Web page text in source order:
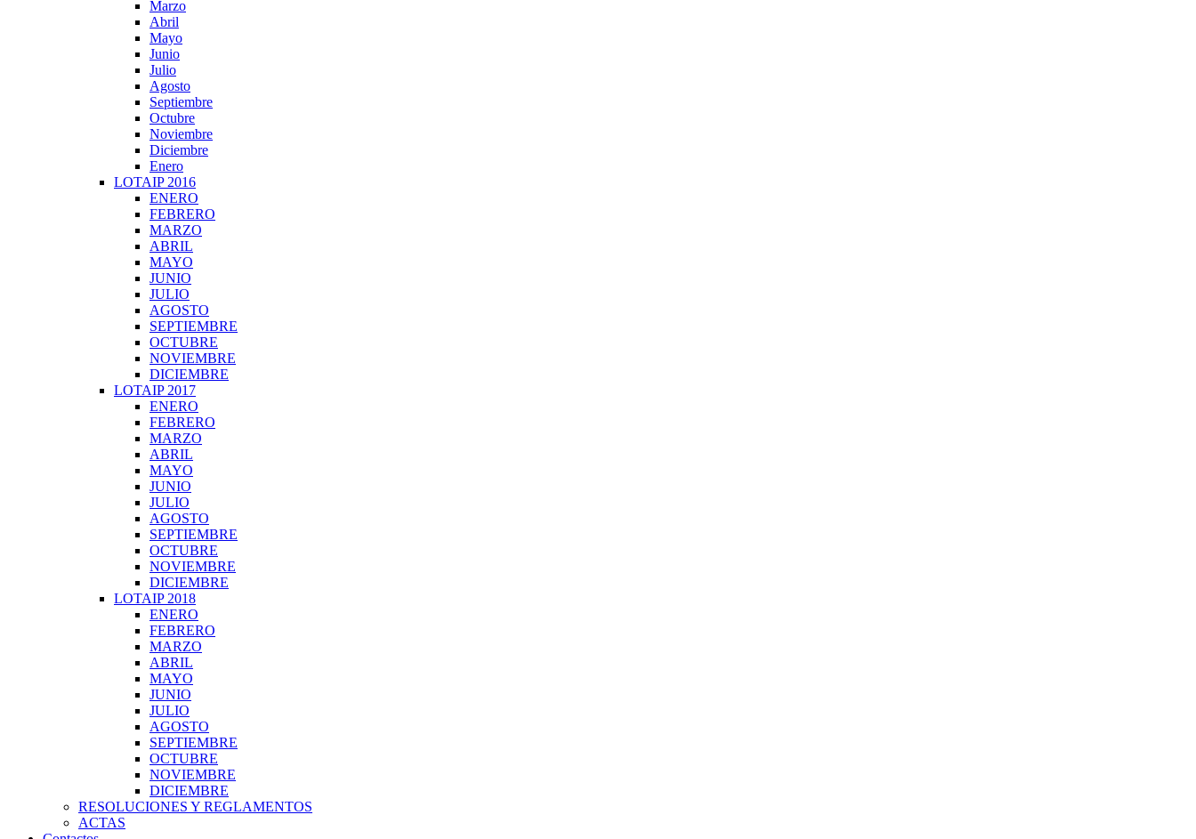
Marzo
Abril
Mayo
Junio
Julio
Agosto
Septiembre
Octubre
Noviembre
Diciembre
Enero
LOTAIP 2016
ENERO
FEBRERO
MARZO
ABRIL
MAYO
JUNIO
JULIO
AGOSTO
SEPTIEMBRE
OCTUBRE
NOVIEMBRE
DICIEMBRE
LOTAIP 2017
ENERO
FEBRERO
MARZO
ABRIL
MAYO
JUNIO
JULIO
AGOSTO
SEPTIEMBRE
OCTUBRE
NOVIEMBRE
DICIEMBRE
LOTAIP 2018
ENERO
FEBRERO
MARZO
ABRIL
MAYO
JUNIO
JULIO
AGOSTO
SEPTIEMBRE
OCTUBRE
NOVIEMBRE
DICIEMBRE
RESOLUCIONES Y REGLAMENTOS
ACTAS